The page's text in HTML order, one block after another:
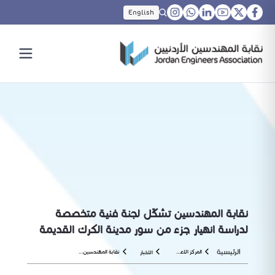
English
نقابة المهندسين تشكّل لجنة فنية متخصصة
لدراسة انهيار جزء من سور مدينة الكرك القديمة
الرئيسية الاخبار نقابة المهندسين تشكّل لجنة فنية متخصصة لدراسة انهيار جزء من سور مدينة الكرك القديمة